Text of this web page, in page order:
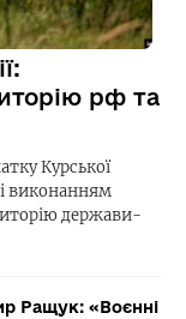
рф та
Курської
виконанням
держави-
Ращук: «Воєнні